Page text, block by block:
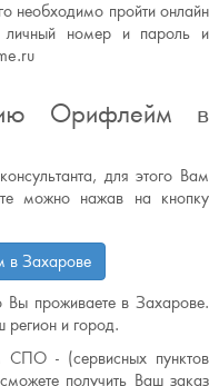
необходимо пройти онлайн
личный номер и пароль и
Орифлейм в
для этого Вам
можно нажав на кнопку
в Захарове
Вы проживаете в Захарове.
регион и город.
СПО - (сервисных пунктов
получить Ваш заказ